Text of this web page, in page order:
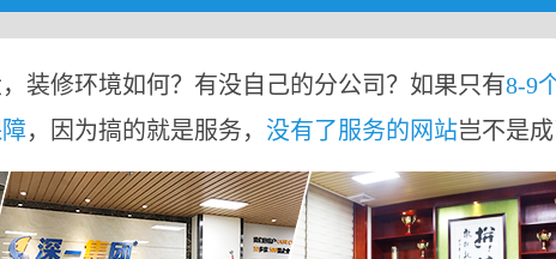
装修环境如何？有没自己的分公司？如果只有8-9
，因为搞的就是服务， 没有了服务的网站岂不是成